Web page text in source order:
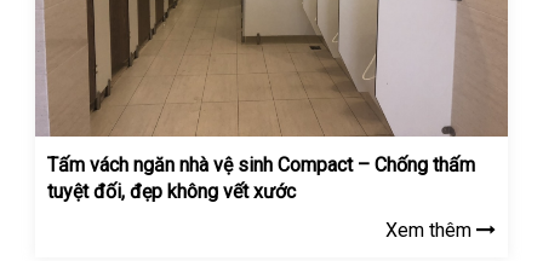
Tấm vách ngăn nhà vệ sinh Compact – Chống thấm
tuyệt đối, đẹp không vết xước
Xem thêm